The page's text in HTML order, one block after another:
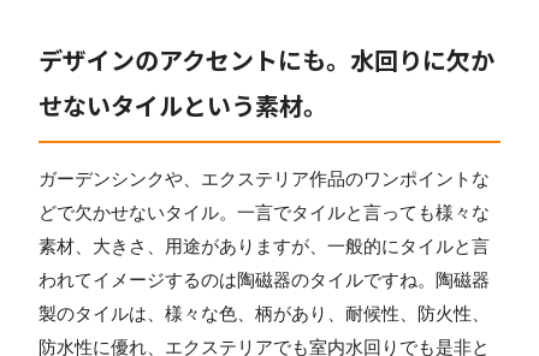
デザインのアクセントにも。水回りに欠か
せないタイルという素材。
ガーデンシンクや、エクステリア作品のワンポイントな
どで欠かせないタイル。一言でタイルと言っても様々な
素材、大きさ、用途がありますが、一般的にタイルと言
われてイメージするのは陶磁器のタイルですね。陶磁器
製のタイルは、様々な色、柄があり、耐候性、防火性、
防水性に優れ、エクステリアでも室内水回りでも是非と